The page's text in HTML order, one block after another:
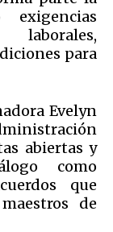
laborales,
para
Evelyn
abiertas y
como
que
de